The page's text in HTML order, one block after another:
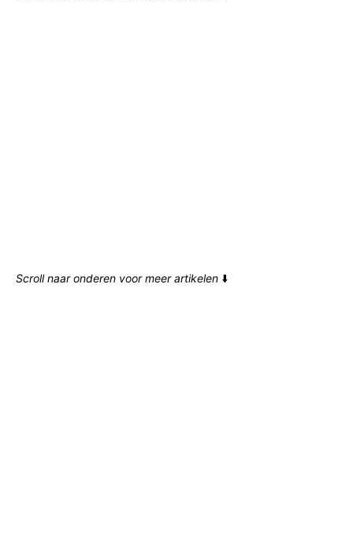
Scroll naar onderen voor meer artikelen ⬇️